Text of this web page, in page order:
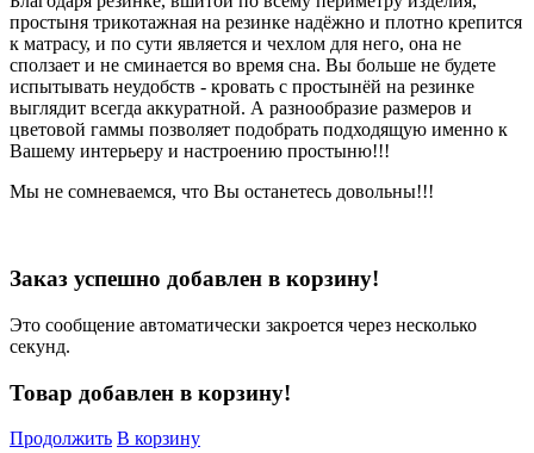
простыня трикотажная на резинке надёжно и плотно крепится
к матрасу, и по сути является и чехлом для него, она не
сползает и не сминается во время сна. Вы больше не будете
испытывать неудобств - кровать с простынёй на резинке
выглядит всегда аккуратной. А разнообразие размеров и
цветовой гаммы позволяет подобрать подходящую именно к
Вашему интерьеру и настроению простыню!!!
Мы не сомневаемся, что Вы останетесь довольны!!!
Заказ успешно добавлен в корзину!
Это сообщение автоматически закроется через несколько
секунд.
Товар добавлен в корзину!
Продолжить В корзину